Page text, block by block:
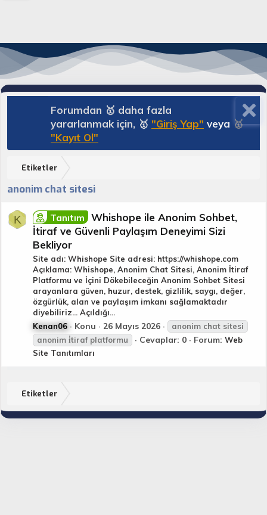
Forumdan 🥇 daha fazla
yararlanmak için, 🥇 "Giriş Yap" veya 🥇
"Kayıt Ol"
Etiketler
anonim chat sitesi
K Tanıtım
Whishope ile Anonim Sohbet,
İtiraf ve Güvenli Paylaşım Deneyimi Sizi
Bekliyor
Site adı: Whishope Site adresi: https://whishope.com
Açıklama: Whishope, Anonim Chat Sitesi, Anonim İtiraf
Platformu ve İçini Dökebileceğin Anonim Sohbet Sitesi
arayanlara güven, huzur, destek, gizlilik, saygı, değer,
özgürlük, alan ve paylaşım imkanı sağlamaktadır
diyebiliriz... Açıldığı...
Kenan06
Konu 26 Mayıs 2026 anonim chat sitesi
anonim i̇tiraf platformu Cevaplar: 0 Forum: Web
Site Tanıtımları
Etiketler